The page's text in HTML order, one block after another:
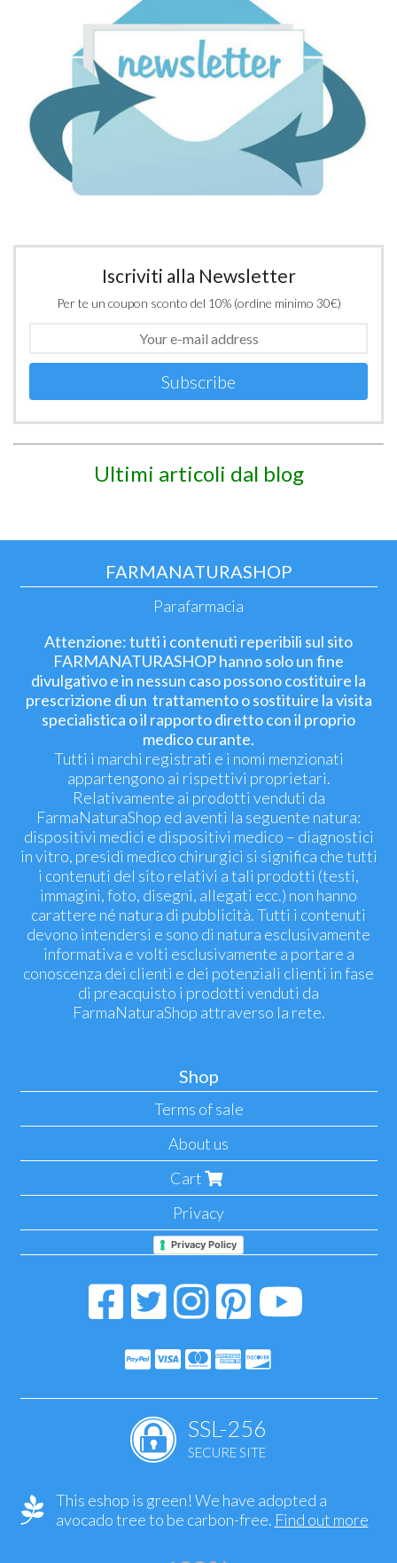
Iscriviti alla Newsletter
Per te un coupon sconto del 10% (ordine minimo 30€)
Subscribe
Ultimi articoli dal blog
FARMANATURASHOP
Parafarmacia
Attenzione: tutti i contenuti reperibili sul sito
FARMANATURASHOP hanno solo un fine
divulgativo e in nessun caso possono costituire la
prescrizione di un trattamento o sostituire la visita
specialistica o il rapporto diretto con il proprio
medico curante.
Tutti i marchi registrati e i nomi menzionati
appartengono ai rispettivi proprietari.
Relativamente ai prodotti venduti da
FarmaNaturaShop ed aventi la seguente natura:
dispositivi medici e dispositivi medico – diagnostici
in vitro, presidi medico chirurgici si significa che tutti
i contenuti del sito relativi a tali prodotti (testi,
immagini, foto, disegni, allegati ecc.) non hanno
carattere né natura di pubblicità. Tutti i contenuti
devono intendersi e sono di natura esclusivamente
informativa e volti esclusivamente a portare a
conoscenza dei clienti e dei potenziali clienti in fase
di preacquisto i prodotti venduti da
FarmaNaturaShop attraverso la rete.
Shop
Terms of sale
About us
Cart
Privacy
Privacy Policy
SSL-256
SECURE SITE
This eshop is green! We have adopted a
avocado tree to be carbon-free. Find out more